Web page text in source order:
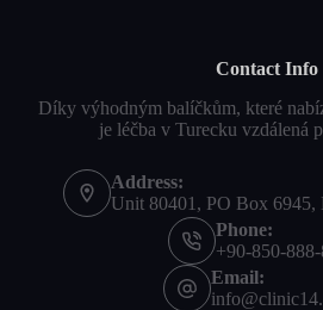
Contact Info
Díky výhodným balíčkům, které
je léčba v Turecku vzdálená
Address:
Unit 80401, PO Box
Phone:
+90-850-
Email: